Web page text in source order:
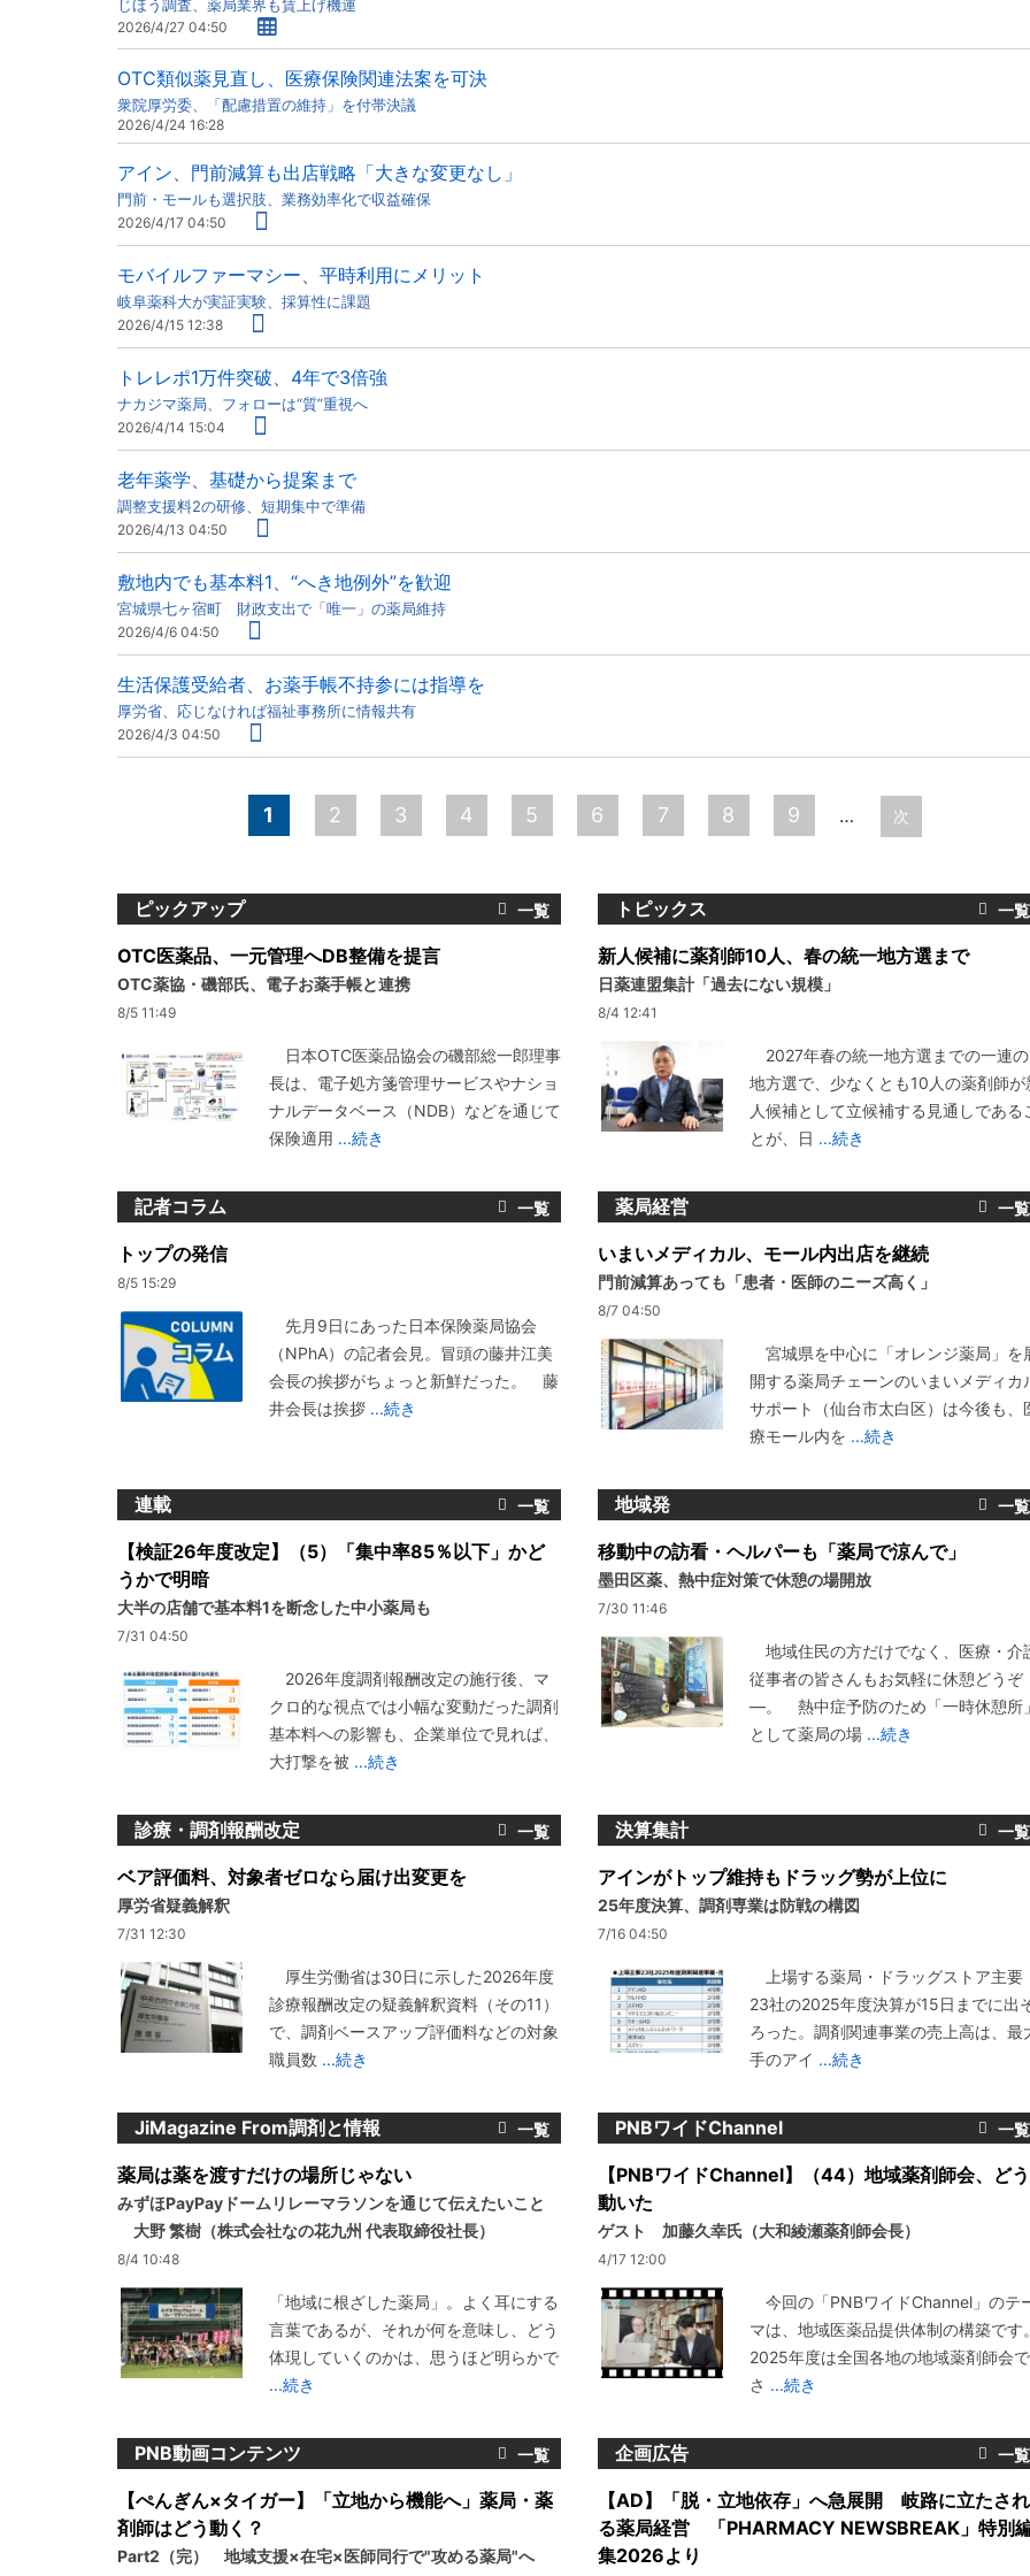
じほう調査、薬局業界も賃上げ機運
2026/4/27 04:50
OTC類似薬見直し、医療保険関連法案を可決
衆院厚労委、「配慮措置の維持」を付帯決議
2026/4/24 16:28
アイン、門前減算も出店戦略「大きな変更なし」
門前・モールも選択肢、業務効率化で収益確保
2026/4/17 04:50
モバイルファーマシー、平時利用にメリット
岐阜薬科大が実証実験、採算性に課題
2026/4/15 12:38
トレレポ1万件突破、4年で3倍強
ナカジマ薬局、フォローは“質”重視へ
2026/4/14 15:04
老年薬学、基礎から提案まで
調整支援料2の研修、短期集中で準備
2026/4/13 04:50
敷地内でも基本料1、“へき地例外”を歓迎
宮城県七ヶ宿町 財政支出で「唯一」の薬局維持
2026/4/6 04:50
生活保護受給者、お薬手帳不持参には指導を
厚労省、応じなければ福祉事務所に情報共有
2026/4/3 04:50
1 2 3 4 5 6 7 8 9 … 次
ピックアップ
OTC医薬品、一元管理へDB整備を提言
OTC薬協・磯部氏、電子お薬手帳と連携
8/5 11:49
日本OTC医薬品協会の磯部総一郎理事
長は、電子処方箋管理サービスやナショ
ナルデータベース（NDB）などを通じて
保険適用 ...続き
トピックス
新人候補に薬剤師10人、春の統一地方選まで
日薬連盟集計「過去にない規模」
8/4 12:41
2027年春の統一地方選までの一連の
地方選で、少なくとも10人の薬剤師が
人候補として立候補する見通しである
とが、日 ...続き
記者コラム
トップの発信
8/5 15:29
先月9日にあった日本保険薬局協会
（NPhA）の記者会見。冒頭の藤井江美
会長の挨拶がちょっと新鮮だった。 藤
井会長は挨拶 ...続き
薬局経営
いまいメディカル、モール内出店を継続
門前減算あっても「患者・医師のニーズ高く」
8/7 04:50
宮城県を中心に「オレンジ薬局」を
開する薬局チェーンのいまいメディカ
サポート（仙台市太白区）は今後も、
療モール内を ...続き
連載
【検証26年度改定】（5）「集中率85％以下」かど
うかで明暗
大半の店舗で基本料1を断念した中小薬局も
7/31 04:50
2026年度調剤報酬改定の施行後、マ
クロ的な視点では小幅な変動だった調剤
基本料への影響も、企業単位で見れば、
大打撃を被 ...続き
地域発
移動中の訪看・ヘルパーも「薬局で涼んで」
墨田区薬、熱中症対策で休憩の場開放
7/30 11:46
地域住民の方だけでなく、医療・介
従事者の皆さんもお気軽に休憩どうぞ
―。 熱中症予防のため「一時休憩所」
として薬局の場 ...続き
診療・調剤報酬改定
ベア評価料、対象者ゼロなら届け出変更を
厚労省疑義解釈
7/31 12:30
厚生労働省は30日に示した2026年度
診療報酬改定の疑義解釈資料（その11）
で、調剤ベースアップ評価料などの対象
職員数 ...続き
決算集計
アインがトップ維持もドラッグ勢が上位に
25年度決算、調剤専業は防戦の構図
7/16 04:50
上場する薬局・ドラッグストア主要
23社の2025年度決算が15日までに出
ろった。調剤関連事業の売上高は、最
手のアイ ...続き
JiMagazine From調剤と情報
薬局は薬を渡すだけの場所じゃない
みずほPayPayドームリレーマラソンを通じて伝えたいこと
大野 繁樹（株式会社なの花九州 代表取締役社長）
8/4 10:48
「地域に根ざした薬局」。よく耳にする
言葉であるが、それが何を意味し、どう
体現していくのかは、思うほど明らかで
...続き
PNBワイドChannel
【PNBワイドChannel】（44）地域薬剤師会、どう
動いた
ゲスト 加藤久幸氏（大和綾瀬薬剤師会長）
4/17 12:00
今回の「PNBワイドChannel」のテ
マは、地域医薬品提供体制の構築です。
2025年度は全国各地の地域薬剤師会で
さ ...続き
PNB動画コンテンツ
【ぺんぎん×タイガー】「立地から機能へ」薬局・薬
剤師はどう動く？
Part2（完） 地域支援×在宅×医師同行で"攻める薬局"へ
企画広告
【AD】「脱・立地依存」へ急展開 岐路に立たされ
る薬局経営 「PHARMACY NEWSBREAK」特別
集2026より